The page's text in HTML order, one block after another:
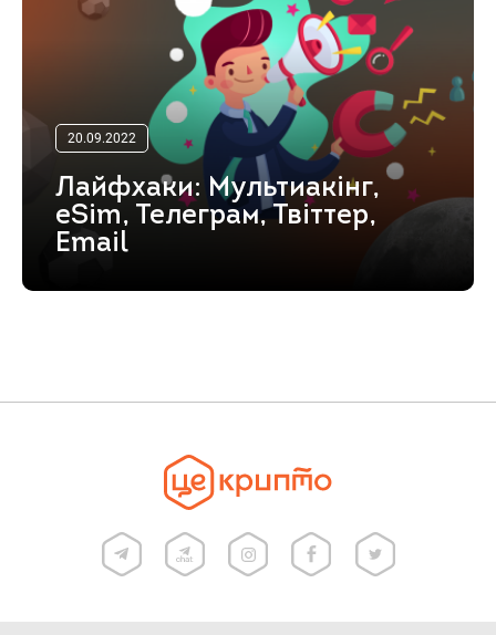
20.09.2022
Лайфхаки: Мультиакінг,
eSim, Телеграм, Твіттер,
Email